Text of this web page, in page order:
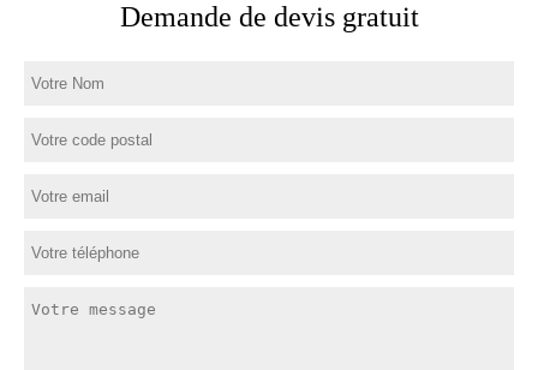
Demande de devis gratuit